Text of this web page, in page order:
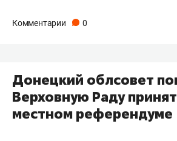
Комментарии 0
Донецкий облсовет
Верховную Раду
местном референдуме